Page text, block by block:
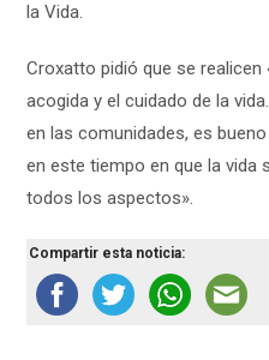
la Vida.
Croxatto pidió que se
acogida y el cuidado de la
en las comunidades, es
en este tiempo en que la vida
todos los aspectos».
Compartir esta noticia: